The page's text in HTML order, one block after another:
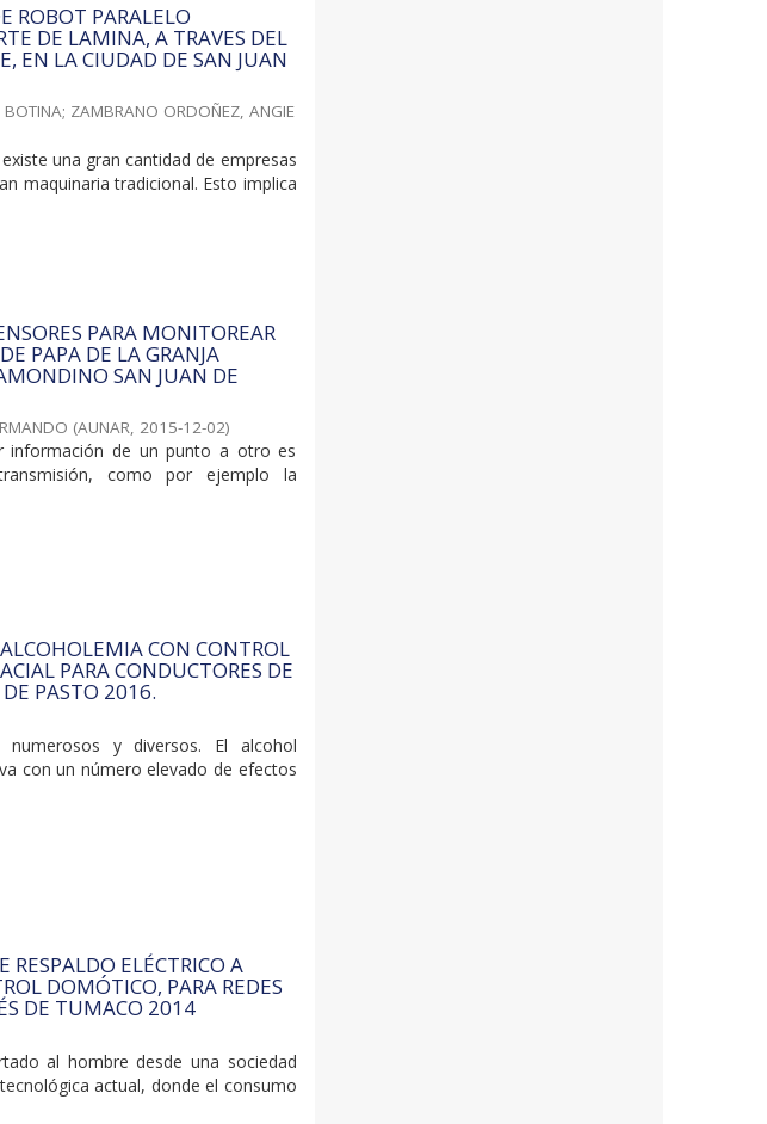
ROBOT PARALELO
DE LAMINA, A TRAVES DEL
EN LA CIUDAD DE SAN JUAN
BOTINA; ZAMBRANO ORDOÑEZ, ANGIE
una gran cantidad de empresas
maquinaria tradicional. Esto implica
PARA MONITOREAR
PAPA DE LA GRANJA
SAN JUAN DE
(AUNAR, 2015-12-02)
información de un punto a otro es
como por ejemplo la
CON CONTROL
PARA CONDUCTORES DE
PASTO 2016.
y diversos. El alcohol
con un número elevado de efectos
ELÉCTRICO A
DOMÓTICO, PARA REDES
DE TUMACO 2014
al hombre desde una sociedad
actual, donde el consumo